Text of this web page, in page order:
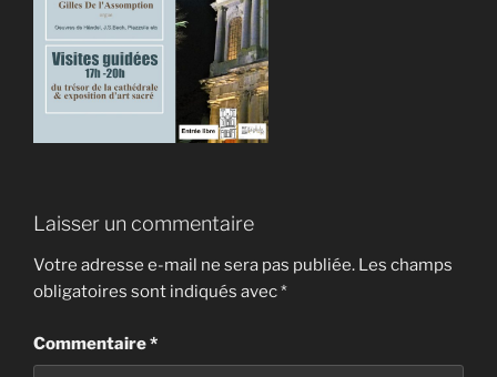
Laisser un commentaire
Votre adresse e-mail ne sera pas publiée. Les champs
obligatoires sont indiqués avec*
Commentaire*